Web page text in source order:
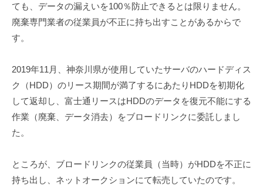
ても、データの漏えいを100％防止できるとは限りません。
廃棄専門業者の従業員が不正に持ち出すことがあるからで
す。
2019年11月、神奈川県が使用していたサーバのハードディス
ク（HDD）のリース期間が満了するにあたりHDDを初期化
して返却し、富士通リースはHDDのデータを復元不能にする
作業（廃棄、データ消去）をブロードリンクに委託しまし
た。
ところが、ブロードリンクの従業員（当時）がHDDを不正に
持ち出し、ネットオークションにて転売していたのです。